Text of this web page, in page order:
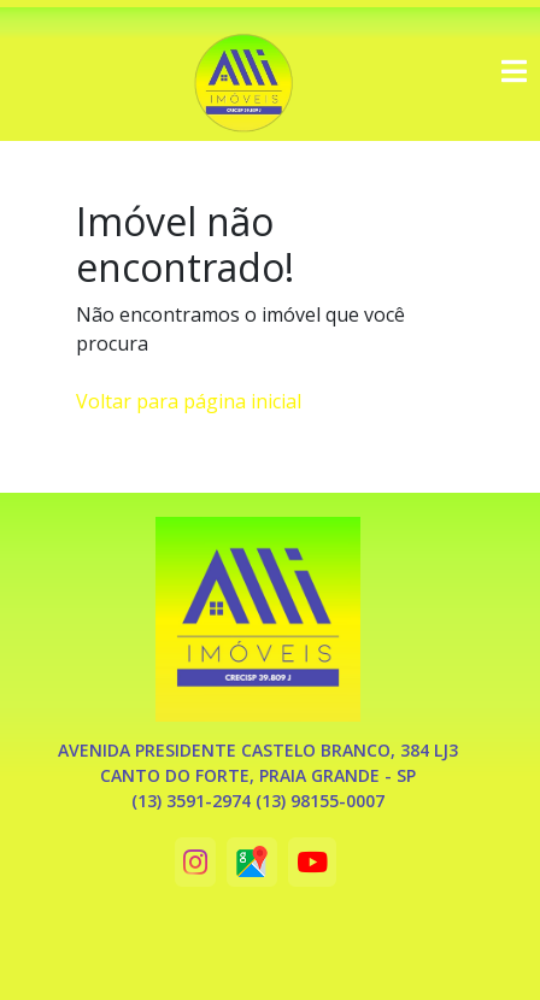
Imóvel não
encontrado!
Não encontramos o imóvel que você
procura
Voltar para página inicial
AVENIDA PRESIDENTE CASTELO BRANCO, 384 LJ3
CANTO DO FORTE, PRAIA GRANDE - SP
(13) 3591-2974 (13) 98155-0007